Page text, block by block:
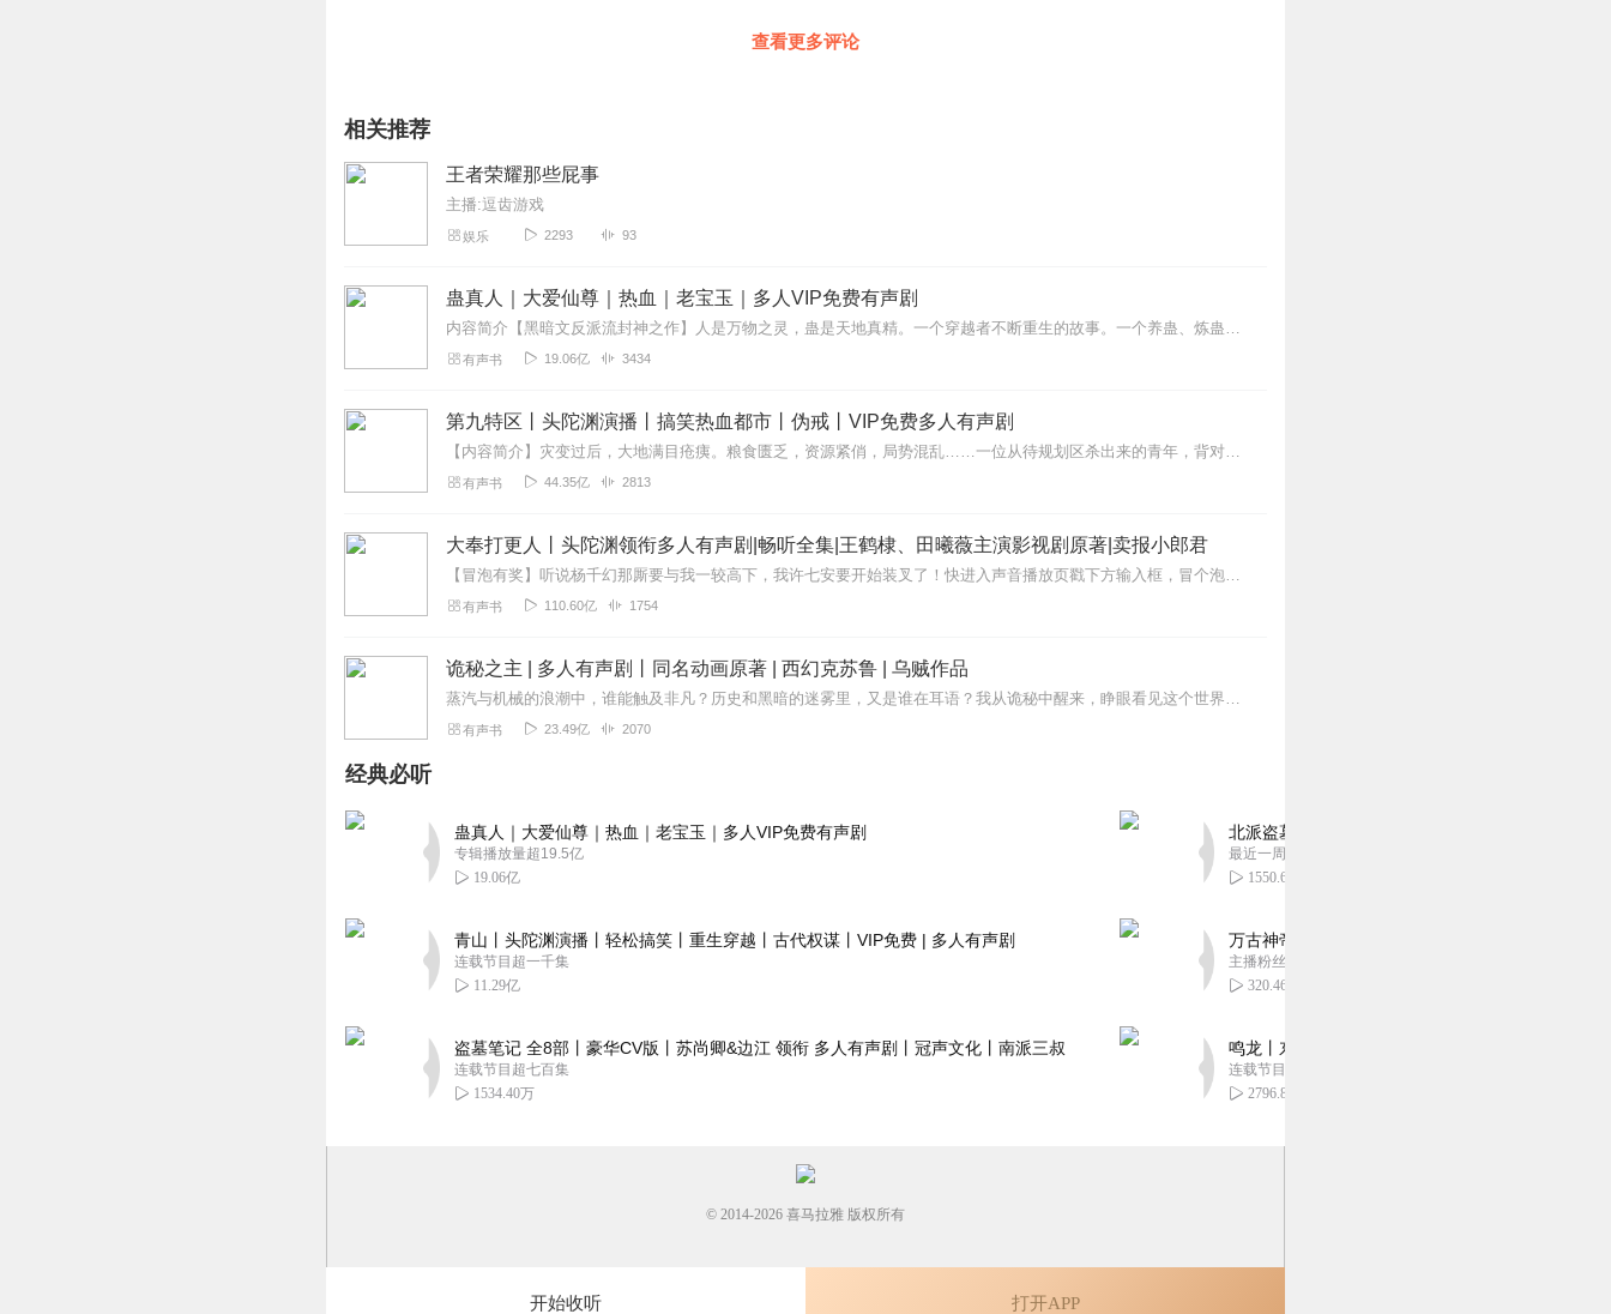
Vr透明
其实看书名不是很吸引 不过听了就停不下来了 本来以为这本书内容会比较暗黑呢 原来是这么甜这么宠的文 想知道立
夏 白将 季封亮这几对的故事
瞳澈翎
很多时候故事要凌驾于现实 才会吸引满足读者的猎奇 这个故事有温情 有刺激的生死悬于一线 这些都比不上主播的演
绎 让我感觉故事特别有意思
这是第二次回听了
主播棒棒哒
我爱冰心冰心爱我
太棒了，我听过有趣的小说
一本正经的读美耽，哈哈哈哈哈，听过的唯一不那么清水的美耽啦，喜欢
回复
NKtt
我不会告诉你们我半夜笑醒了，哈哈哈哈哈哈
2020-04-23 6
火莲凤舞
这么好听，一级推荐。主播的声音真好听，内容真好。一句话，就是好！！
查看更多评论
相关推荐
王者荣耀那些屁事
主播:逗齿游戏
娱乐 2293 93
蛊真人｜大爱仙尊｜热血｜老宝玉｜多人VIP免费有声剧
内容简介【黑暗文反派流封神之作】人是万物之灵，蛊是天地真精。一个穿越者不断重生的故事。一个养蛊、炼蛊、用蛊的奇特世界。配音组（男角色）老宝玉旁白...
有声书 19.06亿 3434
第九特区丨头陀渊演播丨搞笑热血都市丨伪戒丨VIP免费多人有声剧
【内容简介】灾变过后，大地满目疮痍。粮食匮乏，资源紧俏，局势混乱……一位从待规划区杀出来的青年，背对着漫天黄沙，孤身来到九区谋生，却不曾想偶然结识三五好友，一念...
有声书 44.35亿 2813
大奉打更人丨头陀渊领衔多人有声剧|畅听全集|王鹤棣、田曦薇主演影视剧原著|卖报小郎君
【冒泡有奖】听说杨千幻那厮要与我一较高下，我许七安要开始装叉了！快进入声音播放页戳下方输入框，冒个泡偷偷告诉我，我要用哪些诗词才能胜过他？说得好的，有赏！202...
有声书 110.60亿 1754
诡秘之主 | 多人有声剧丨同名动画原著 | 西幻克苏鲁 | 乌贼作品
蒸汽与机械的浪潮中，谁能触及非凡？历史和黑暗的迷雾里，又是谁在耳语？我从诡秘中醒来，睁眼看见这个世界：枪械，大炮，巨舰，飞空艇，差分机；魔药，占卜，诅咒，倒吊人...
有声书 23.49亿 2070
经典必听
蛊真人｜大爱仙尊｜热血｜老宝玉｜多人VIP免费有声剧
专辑播放量超19.5亿
19.06亿
青山丨头陀渊演播丨轻松搞笑丨重生穿越丨古代权谋丨VIP免费 | 多人有声剧
连载节目超一千集
11.29亿
盗墓笔记 全8部丨豪华CV版丨苏尚卿&边江 领衔 多人有声剧丨冠声文化丨南派三叔
连载节目超七百集
1534.40万
北派盗墓笔记丨头陀渊出品丨悬疑灵异丨摸金校尉
最近一周更新
1550.64万
万古神帝丨玄幻丨热血丨紫襟团队演播丨多人有声
主播粉丝2836万
320.46万
鸣龙丨东方玄幻丨紫襟团队丨轻松搞笑丨多人有声
连载节目超五百集
2796.86万
开始收听 打开APP
© 2014-2026 喜马拉雅 版权所有